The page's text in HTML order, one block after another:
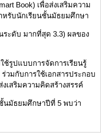
Book) เพื่อส่งเสริมความ
หรับนักเรียนชั้นมัธยมศึกษา
ะดับ มากที่สุด 3.3) ผลของ
ช้รูปแบบการจัดการเรียนรู้
มกับการใช้เอกสารประกอบ
งเสริมความคิดสร้างสรรค์
นมัธยมศึกษาปีที่ 5 พบว่า